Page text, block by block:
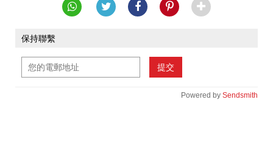
保持聯繫
提交
Powered by Sendsmith